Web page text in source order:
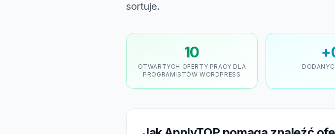
sortuje.
10
OTWARTYCH OFERTY PRACY DLA
PROGRAMISTÓW WORDPRESS